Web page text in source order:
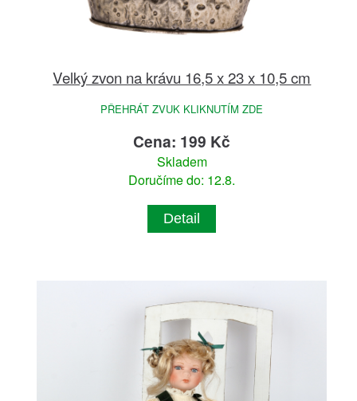
Velký zvon na krávu 16,5 x 23 x 10,5 cm
PŘEHRÁT ZVUK KLIKNUTÍM ZDE
Cena: 199 Kč
Skladem
Doručíme do: 12.8.
Detail